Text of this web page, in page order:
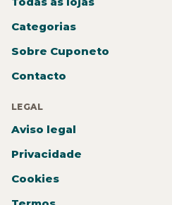
Categorias
Sobre Cuponeto
Contacto
LEGAL
Aviso legal
Privacidade
Cookies